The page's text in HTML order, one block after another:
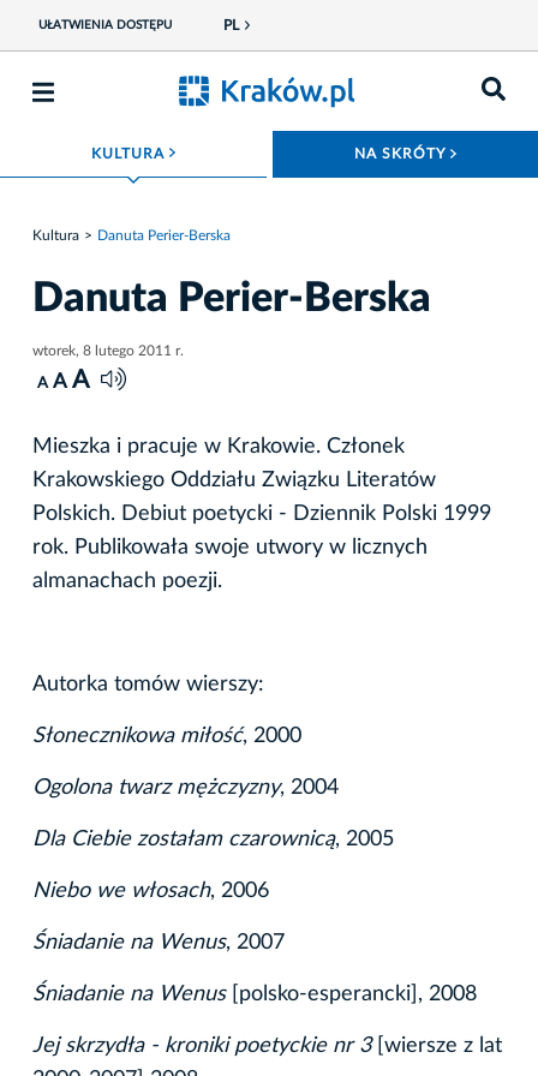
UŁATWIENIA DOSTĘPU PL
KULTURA ROZWIŃ MENU NA SKRÓTY
Kultura Danuta Perier-Berska
Danuta Perier-Berska
wtorek, 8 lutego 2011 r.
A A A
Mieszka i pracuje w Krakowie. Członek
Krakowskiego Oddziału Związku Literatów
Polskich. Debiut poetycki - Dziennik Polski 1999
rok. Publikowała swoje utwory w licznych
almanachach poezji.
Autorka tomów wierszy:
Słonecznikowa miłość, 2000
Ogolona twarz mężczyzny, 2004
Dla Ciebie zostałam czarownicą, 2005
Niebo we włosach, 2006
Śniadanie na Wenus, 2007
Śniadanie na Wenus[polsko-esperancki], 2008
Jej skrzydła - kroniki poetyckie nr 3[wiersze z lat